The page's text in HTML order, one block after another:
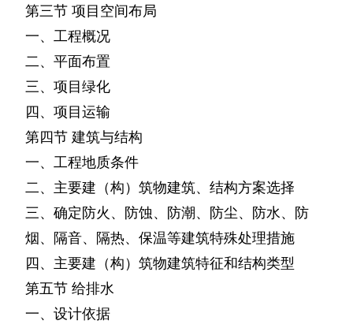
第三节 项目空间布局
一、工程概况
二、平面布置
三、项目绿化
四、项目运输
第四节 建筑与结构
一、工程地质条件
二、主要建（构）筑物建筑、结构方案选择
三、确定防火、防蚀、防潮、防尘、防水、防
烟、隔音、隔热、保温等建筑特殊处理措施
四、主要建（构）筑物建筑特征和结构类型
第五节 给排水
一、设计依据